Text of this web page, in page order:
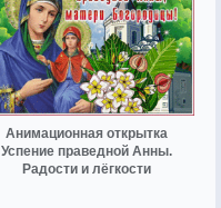
Анимационная открытка
Успение праведной Анны.
Радости и лёгкости